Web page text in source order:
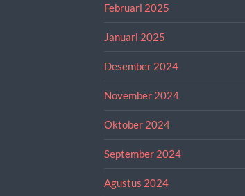
Februari 2025
Januari 2025
Desember 2024
November 2024
Oktober 2024
September 2024
Agustus 2024